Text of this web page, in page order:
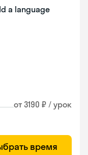
a language
от 3190 ₽ / урок
время